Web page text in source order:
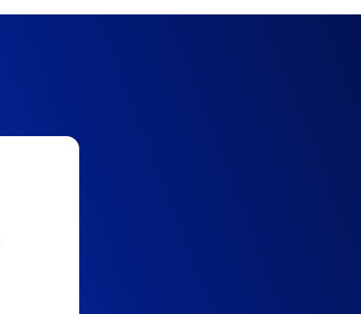
wątpliwość, czy marketing internetowy to wciąż